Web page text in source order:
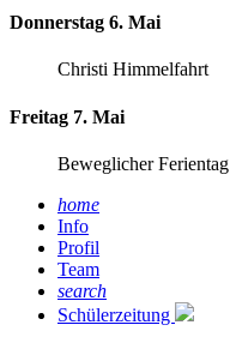
Donnerstag 6. Mai
Christi Himmelfahrt
Freitag 7. Mai
Beweglicher Ferientag
home
Info
Profil
Team
search
Schülerzeitung